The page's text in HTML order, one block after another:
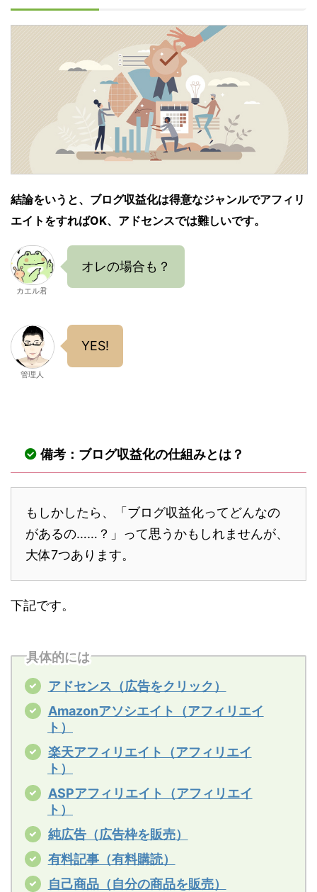
結論をいうと、ブログ収益化は得意なジャンルでアフィリ
エイトをすればOK、アドセンスでは難しいです。
カエル君
オレの場合も？
管理人
YES!
備考：ブログ収益化の仕組みとは？
もしかしたら、「ブログ収益化ってどんなの
があるの……？」って思うかもしれませんが、
大体7つあります。
下記です。
具体的には
アドセンス（広告をクリック）
Amazonアソシエイト（アフィリエイ
ト）
楽天アフィリエイト（アフィリエイ
ト）
ASPアフィリエイト（アフィリエイ
ト）
純広告（広告枠を販売）
有料記事（有料購読）
自己商品（自分の商品を販売）